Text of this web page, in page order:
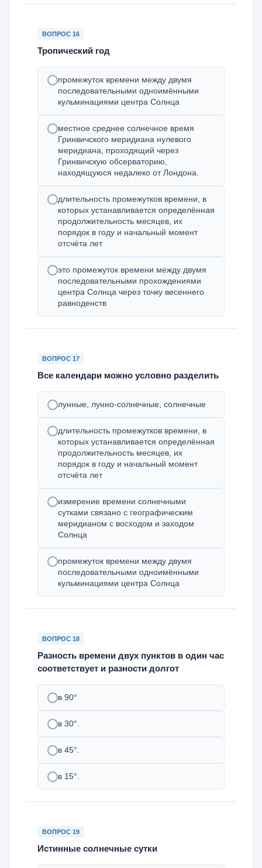
ВОПРОС 16
Тропический год
промежуток времени между двумя
последовательными одноимёнными
кульминациями центра Солнца
местное среднее солнечное время
Гринвичского меридиана нулевого
меридиана, проходящий через
Гринвичскую обсерваторию,
находящуюся недалеко от Лондона.
длительность промежутков времени, в
которых устанавливается определённая
продолжительность месяцев, их
порядок в году и начальный момент
отсчёта лет
это промежуток времени между двумя
последовательными прохождениями
центра Солнца через точку весеннего
равноденств
ВОПРОС 17
Все календари можно условно разделить
лунные, лунно-солнечные, солнечные
длительность промежутков времени, в
которых устанавливается определённая
продолжительность месяцев, их
порядок в году и начальный момент
отсчёта лет
измерение времени солнечными
сутками связано с географическим
меридианом с восходом и заходом
Солнца
промежуток времени между двумя
последовательными одноимёнными
кульминациями центра Солнца
ВОПРОС 18
Разность времени двух пунктов в один час
соответствует и разности долгот
в 90°
в 30°.
в 45°.
в 15°.
ВОПРОС 19
Истинные солнечные сутки